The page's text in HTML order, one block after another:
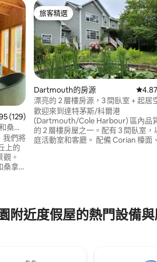
則評價中獲得 4.95 的平均評分（滿分 5 分）
(129)
桑
我們將
上的
。
桑拿
靠近
旅客精選
旅客精選
Dartmouth的房源 從
漂亮的 2 層樓房源，3 間臥室 + 起居
親子房
歡迎來到達特茅斯/科爾港
(Dartmouth/Cole Harbour) 區內品
的 2 層樓房屋之一。配有 3 間臥室，
庭活動室和客廳。 配備 Corian 檯面
假/獨木舟/商務差旅或短期住宿。新
調。
附近度假屋的熱門設備